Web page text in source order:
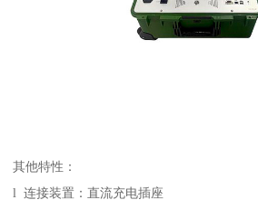
其他特性：
l 连接装置：直流充电插座